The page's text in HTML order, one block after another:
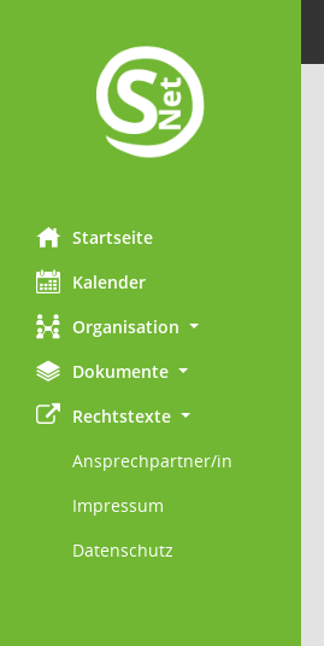
Startseite
Kalender
Organisation
Dokumente
Rechtstexte
Ansprechpartner/in
Impressum
Datenschutz